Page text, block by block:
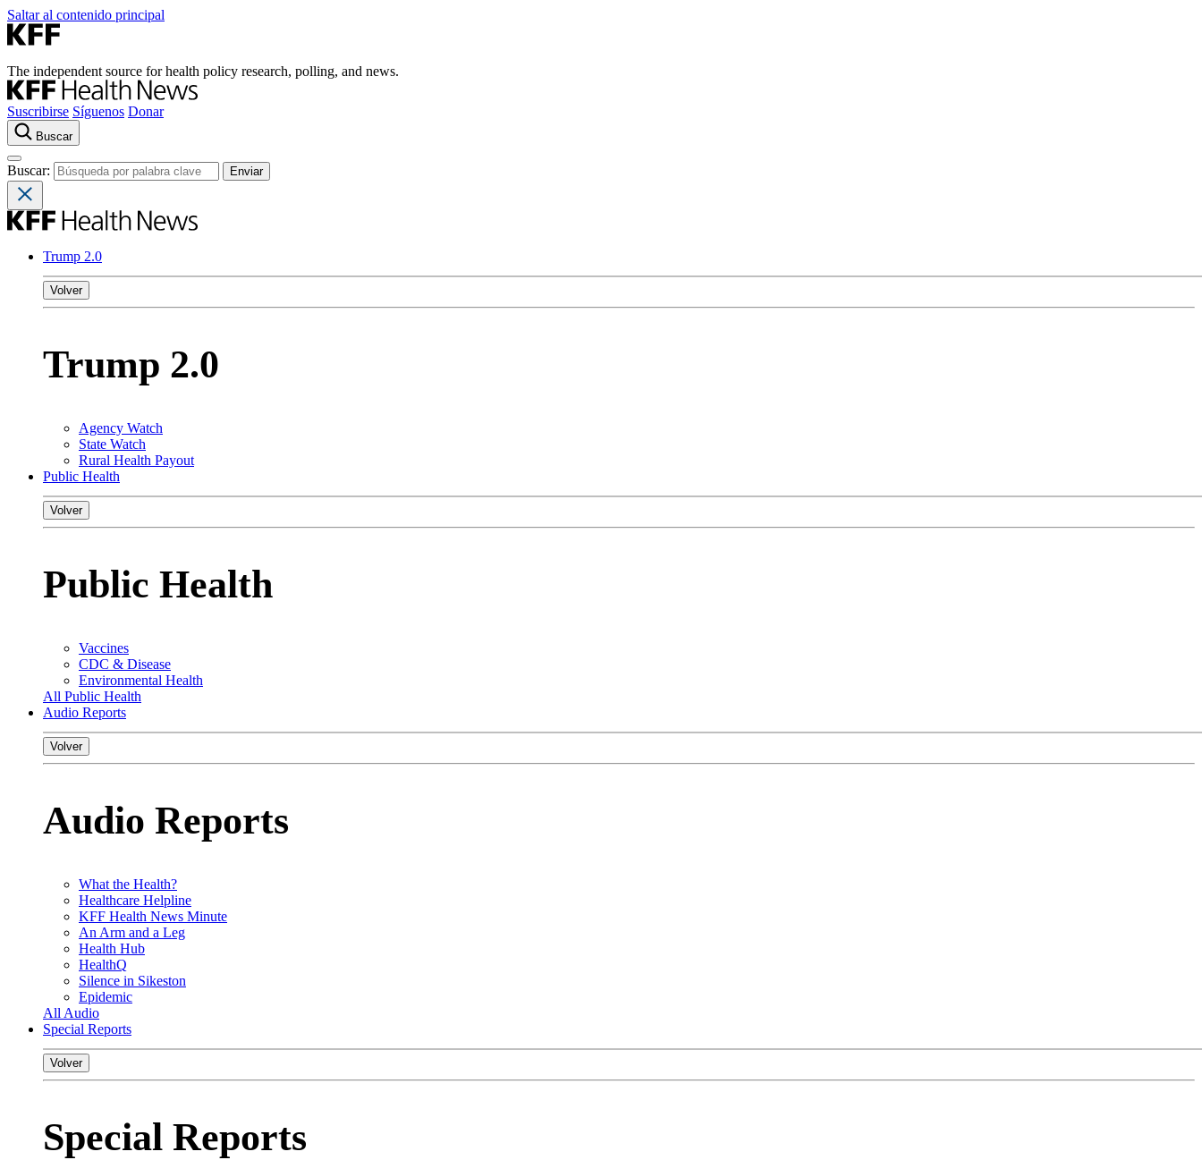
Saltar al contenido principal
The independent source for health policy research, polling, and news.
Suscribirse Síguenos Donar
Buscar
Buscar:
Trump 2.0
Volver
Trump 2.0
Agency Watch
State Watch
Rural Health Payout
Public Health
Volver
Public Health
Vaccines
CDC & Disease
Environmental Health
All Public Health
Audio Reports
Volver
Audio Reports
What the Health?
Healthcare Helpline
KFF Health News Minute
An Arm and a Leg
Health Hub
HealthQ
Silence in Sikeston
Epidemic
All Audio
Special Reports
Volver
Special Reports